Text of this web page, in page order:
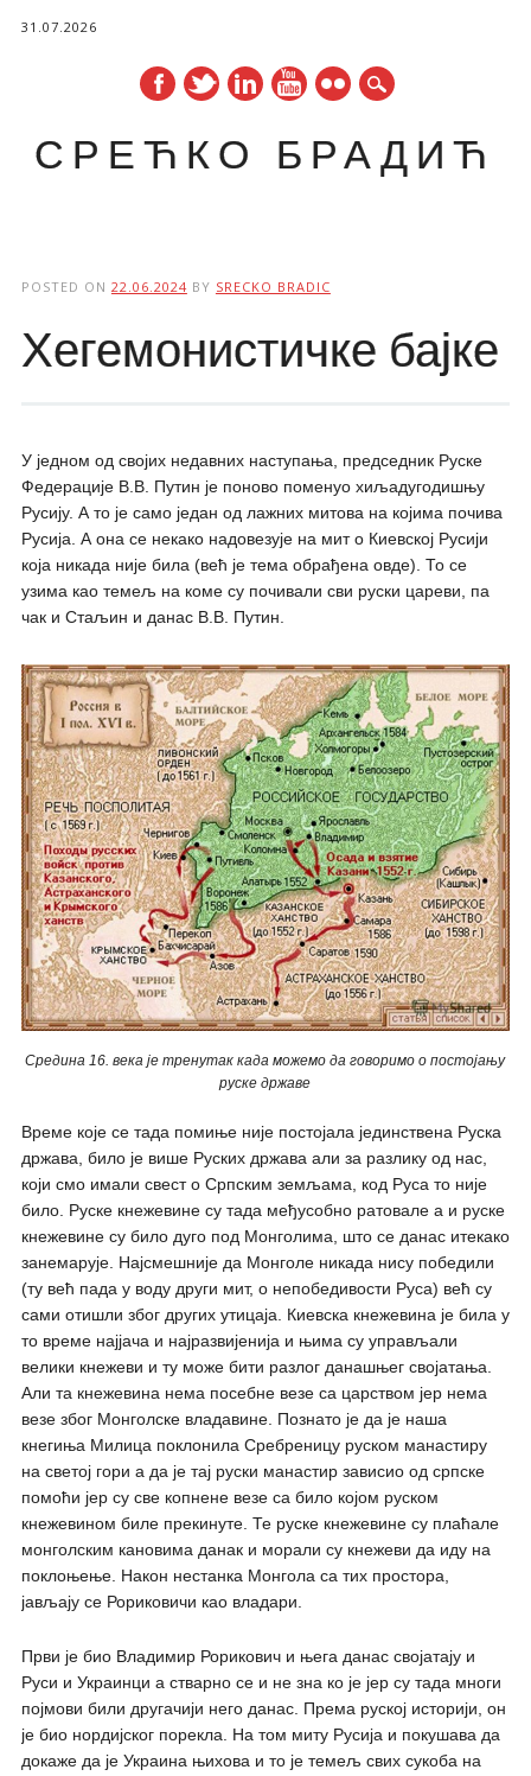
31.07.2026
СРЕЋКО БРАДИЋ
POSTED ON 22.06.2024 BY SRECKO BRADIC
Хегемонистичке бајке
У једном од својих недавних наступања, председник Руске
Федерације В.В. Путин је поново поменуо хиљадугодишњу
Русију. А то је само један од лажних митова на којима почива
Русија. А она се некако надовезује на мит о Киевској Русији
која никада није била (већ је тема обрађена овде). То се
узима као темељ на коме су почивали сви руски цареви, па
чак и Стаљин и данас В.В. Путин.
Средина 16. века је тренутак када можемо да говоримо о постојању
руске државе
Време које се тада помиње није постојала јединствена Руска
држава, било је више Руских држава али за разлику од нас,
који смо имали свест о Српским земљама, код Руса то није
било. Руске кнежевине су тада међусобно ратовале а и руске
кнежевине су било дуго под Монголима, што се данас итекако
занемарује. Најсмешније да Монголе никада нису победили
(ту већ пада у воду други мит, о непобедивости Руса) већ су
сами отишли због других утицаја. Киевска кнежевина је била у
то време најјача и најразвијенија и њима су управљали
велики кнежеви и ту може бити разлог данашњег својатања.
Али та кнежевина нема посебне везе са царством јер нема
везе због Монголске владавине. Познато је да је наша
кнегиња Милица поклонила Сребреницу руском манастиру
на светој гори а да је тај руски манастир зависио од српске
помоћи јер су све копнене везе са било којом руском
кнежевином биле прекинуте. Те руске кнежевине су плаћале
монголским кановима данак и морали су кнежеви да иду на
поклоњење. Након нестанка Монгола са тих простора,
јављају се Рориковичи као владари.
Први је био Владимир Рорикович и њега данас својатају и
Руси и Украинци а стварно се и не зна ко је јер су тада многи
појмови били другачији него данас. Према руској историји, он
је био нордијског порекла. На том миту Русија и покушава да
докаже да је Украина њихова и то је темељ свих сукоба на